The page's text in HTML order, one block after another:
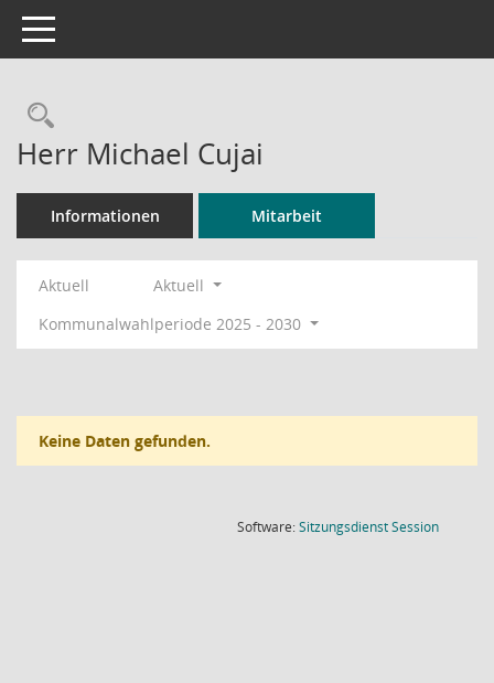
Toggle navigation
Rechercheauswahl
Herr Michael Cujai
Informationen Mitarbeit
Aktuell
Aktuell
Kommunalwahlperiode 2025 - 2030
Keine Daten gefunden.
Software:SitzungsdienstSession(Wird in